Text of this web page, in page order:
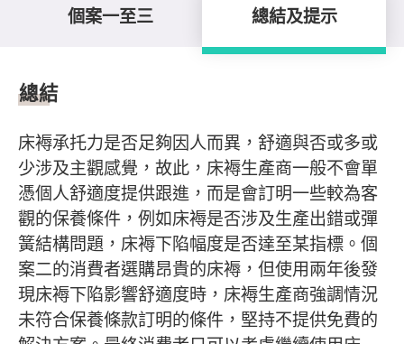
個案一至三 總結及提示
總結
床褥承托力是否足夠因人而異，舒適與否或多或
少涉及主觀感覺，故此，床褥生產商一般不會單
憑個人舒適度提供跟進，而是會訂明一些較為客
觀的保養條件，例如床褥是否涉及生產出錯或彈
簧結構問題，床褥下陷幅度是否達至某指標。個
案二的消費者選購昂貴的床褥，但使用兩年後發
現床褥下陷影響舒適度時，床褥生產商強調情況
未符合保養條款訂明的條件，堅持不提供免費的